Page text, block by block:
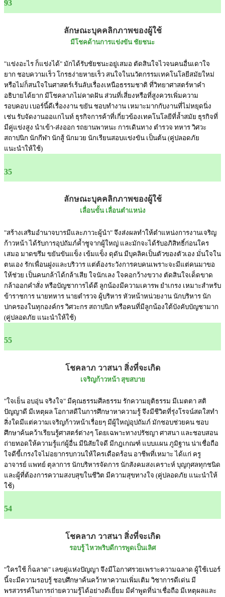
93
ลักษณะบุคคลิกภาพของผู้ใช้
มีโชคด้านการแข่งขัน ชัยชนะ
"แข่งอะไร ก็แข่งได้" มักได้รับชัยชนะอยู่เสมอ ตัดสินใจไวจนคนอื่นเดาใจ
ยาก ชอบความเร็ว โกรธง่ายหายเร็ว สนใจในนวัตกรรมเทคโนโลยีสมัยใหม่
หรือไม่ก็สนใจในศาสตร์เร้นลับเรื่องเหนือธรรมชาติ ที่วิทยาศาสตร์หาคำ
อธิบายได้ยาก มีโชคลาภไม่คาดฝัน ส่วนที่เสี่ยงหรือที่สูงควรเพิ่มความ
รอบคอบ เบอร์นี้ดีเรื่องงาน ขยัน ชอบทำงาน เหมาะมากกับงานที่ไม่หยุดนิ่ง
เช่น รับจัดงานออแกไนท์ ธุรกิจการค้าที่เกี่ยวข้องเทคโนโลยีที่ล้ำสมัย ธุรกิจที่
มีคู่แข่งสูง นำเข้า-ส่งออก รถยานพาหนะ การเดินทาง ตำรวจ ทหาร วิศวะ
สถาปนิก นักกีฬา นักสู้ นักมวย นักเรียนสอบแข่งขัน เป็นต้น (คู่ปลอดภัย
แนะนำให้ใช้)
35
ลักษณะบุคคลิกภาพของผู้ใช้
เลื่อนขั้น เลื่อนตำแหน่ง
"สร้างเสริมอำนาจบารมีและภาวะผู้นำ" จึงส่งผลทำให้ตำแหน่งการงานเจริญ
ก้าวหน้า ได้รับการอุปถัมภ์ค้ำชูจากผู้ใหญ่ และมักจะได้รับอภิสิทธิ์ก่อนใคร
เสมอ มาดขรึม ขยันขันแข็ง เข้มแข็ง ดุดัน มีบุคลิคเป็นตัวของตัวเอง มั่นใจใน
ตนเอง รักเพื่อนฝูงและบริวาร แต่ต้องระวังการคบคนเพราะจะมีแต่คนมาขอ
ให้ช่วย เป็นคนกล้าได้กล้าเสีย ใจนักเลง ใจคอกว้างขวาง ตัดสินใจเด็ดขาด
กล้าออกคำสั่ง หรือบัญชาการได้ดี ลูกน้องมีความเคารพ ยำเกรง เหมาะสำหรับ
ข้าราชการ นายทหาร นายตำรวจ ผู้บริหาร หัวหน้าหน่วยงาน นักบริหาร นัก
ปกครองในทุกองค์กร วิศวะกร สถาปนิก หรือคนที่มีลูกน้องใต้บังคับบัญชามาก
(คู่ปลอดภัย แนะนำให้ใช้)
55
โชคลาภ วาสนา สิ่งที่จะเกิด
เจริญก้าวหน้า สุขสบาย
"ใจเย็น อบอุ่น จริงใจ" มีคุณธรรมศีลธรรม รักความยุติธรรม มีเมตตา สติ
ปัญญาดี มีเหตุผล โอกาสดีในการศึกษาหาความรู้ จึงมีชีวิตที่รุ่งโรจน์สดใสทำ
สิ่งใดมีแต่ความเจริญก้าวหน้าเรื่อยๆ มีผู้ใหญ่อุปถัมภ์ มักชอบช่วยคน ชอบ
ศึกษาค้นคว้าเรียนรู้ศาสตร์ต่างๆ โดยเฉพาะทางปรัชญา ศาสนา และชอบสอน
ถ่ายทอดให้ความรู้แก่ผู้อื่น มีนิสัยใจดี มีกฎเกณฑ์ แบบแผน ภูมิฐาน น่าเชื่อถือ
ใจดีขี้เกรงใจไม่อยากรบกวนให้ใครเดือดร้อน อาชีพที่เหมาะ ได้แก่ ครู
อาจารย์ แพทย์ ตุลาการ นักบริหารจัดการ นักสังคมสงเคราะห์ บุญกุศลทุกชนิด
และผู้ที่ต้องการความสงบสุขในชีวิต มีความสุขทางใจ (คู่ปลอดภัย แนะนำให้
ใช้)
54
โชคลาภ วาสนา สิ่งที่จะเกิด
รอบรู้ ไหวพริบดีการพูดเป็นเลิศ
"ใครใช้ ก็ฉลาด" เลขคู่แห่งปัญญา จึงมีโอกาศรวยเพราะความฉลาด ผู้ใช้เบอร์
นี้จะมีความรอบรู้ ชอบศึกษาค้นคว้าหาความเพิ่มเติม วิชาการดีเด่น มี
พรสวรรค์ในการถ่ายความรู้ได้อย่างดีเยี่ยม มีคำพูดที่น่าเชื่อถือ มีเหตุผลและ